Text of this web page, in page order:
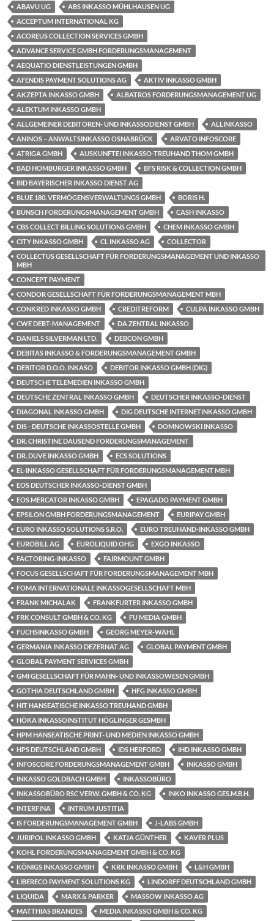
ABAVU UG
ABS INKASSO MÜHLHAUSEN UG
ACCEPTUM INTERNATIONAL KG
ACOREUS COLLECTION SERVICES GMBH
ADVANCE SERVICE GMBH FORDERUNGSMANAGEMENT
AEQUATIO DIENSTLEISTUNGEN GMBH
AFENDIS PAYMENT SOLUTIONS AG
AKTIV INKASSO GMBH
AKZEPTA INKASSO GMBH
ALBATROS FORDERUNGSMANAGEMENT UG
ALEKTUM INKASSO GMBH
ALLGEMEINER DEBITOREN- UND INKASSODIENST GMBH
ALLINKASSO
ANINOS – ANWALTSINKASSO OSNABRÜCK
ARVATO INFOSCORE
ATRIGA GMBH
AUSKUNFTEI INKASSO-TREUHAND THOM GMBH
BAD HOMBURGER INKASSO GMBH
BFS RISK & COLLECTION GMBH
BID BAYERISCHER INKASSO DIENST AG
BLUE 180. VERMÖGENSVERWALTUNGS GMBH
BORIS H.
BÜNSCH FORDERUNGSMANAGEMENT GMBH
CASH INKASSO
CBS COLLECT BILLING SOLUTIONS GMBH
CHEM INKASSO GMBH
CITY INKASSO GMBH
CL INKASSO AG
COLLECTOR
COLLECTUS GESELLSCHAFT FÜR FORDERUNGSMANAGEMENT UND INKASSO
MBH
CONCEPT PAYMENT
CONDOR GESELLSCHAFT FÜR FORDERUNGSMANAGEMENT MBH
CONKRED INKASSO GMBH
CREDITREFORM
CULPA INKASSO GMBH
CWE DEBT-MANAGEMENT
DA ZENTRAL INKASSO
DANIELS SILVERMAN LTD.
DEBCON GMBH
DEBITAS INKASSO & FORDERUNGSMANAGEMENT GMBH
DEBITOR D.O.O. INKASO
DEBITOR INKASSO GMBH (DIG)
DEUTSCHE TELEMEDIEN INKASSO GMBH
DEUTSCHE ZENTRAL INKASSO GMBH
DEUTSCHER INKASSO-DIENST
DIAGONAL INKASSO GMBH
DIG DEUTSCHE INTERNETINKASSO GMBH
DIS - DEUTSCHE INKASSOSTELLE GMBH
DOMNOWSKI INKASSO
DR. CHRISTINE DAUSEND FORDERUNGSMANAGEMENT
DR. DUVE INKASSO GMBH
ECS SOLUTIONS
EL-INKASSO GESELLSCHAFT FÜR FORDERUNGSMANAGEMENT MBH
EOS DEUTSCHER INKASSO-DIENST GMBH
EOS MERCATOR INKASSO GMBH
EPAGADO PAYMENT GMBH
EPSILON GMBH FORDERUNGSMANAGEMENT
EURIPAY GMBH
EURO INKASSO SOLUTIONS S.R.O.
EURO TREUHAND-INKASSO GMBH
EUROBILL AG
EUROLIQUID OHG
EXGO INKASSO
FACTORING-INKASSO
FAIRMOUNT GMBH
FOCUS GESELLSCHAFT FÜR FORDERUNGSMANAGEMENT MBH
FOMA INTERNATIONALE INKASSOGESELLSCHAFT MBH
FRANK MICHALAK
FRANKFURTER INKASSO GMBH
FRK CONSULT GMBH & CO. KG
FU MEDIA GMBH
FUCHSINKASSO GMBH
GEORG MEYER-WAHL
GERMANIA INKASSO DEZERNAT AG
GLOBAL PAYMENT GMBH
GLOBAL PAYMENT SERVICES GMBH
GMI GESELLSCHAFT FÜR MAHN- UND INKASSOWESEN GMBH
GOTHIA DEUTSCHLAND GMBH
HFG INKASSO GMBH
HIT HANSEATISCHE INKASSO TREUHAND GMBH
HÖKA INKASSOINSTITUT HÖGLINGER GESMBH
HPM HANSEATISCHE PRINT- UND MEDIEN INKASSO GMBH
HPS DEUTSCHLAND GMBH
IDS HERFORD
IHD INKASSO GMBH
INFOSCORE FORDERUNGSMANAGEMENT GMBH
INKASSO GMBH
INKASSO GOLDBACH GMBH
INKASSOBÜRO
INKASSOBÜRO RSC VERW. GMBH & CO. KG
INKO INKASSO GES.M.B.H.
INTERFINA
INTRUM JUSTITIA
IS FORDERUNGSMANAGEMENT GMBH
J-LABS GMBH
JURIPOL INKASSO GMBH
KATJA GÜNTHER
KAVER PLUS
KOHL FORDERUNGSMANAGEMENT GMBH & CO. KG
KÖNIGS INKASSO GMBH
KRK INKASSO GMBH
L&H GMBH
LIBERECO PAYMENT SOLUTIONS KG
LINDORFF DEUTSCHLAND GMBH
LIQUIDA
MARX & PARKER
MASSOW INKASSO AG
MATTHIAS BRANDES
MEDIA INKASSO GMBH & CO. KG